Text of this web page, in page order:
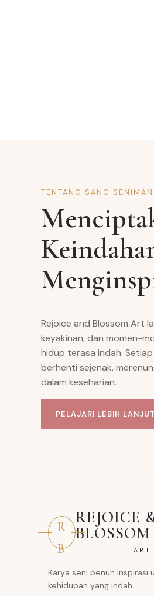
TENTANG SANG SENIMAN
Rejoice and Blossom Art
keyakinan, dan momen-
hidup terasa indah.
berhenti sejenak,
dalam keseharian.
PELAJARI LEBIH LANJUT
R
B
REJOICE
BLOSSOM
ART
Karya seni penuh inspirasi
kehidupan yang indah.